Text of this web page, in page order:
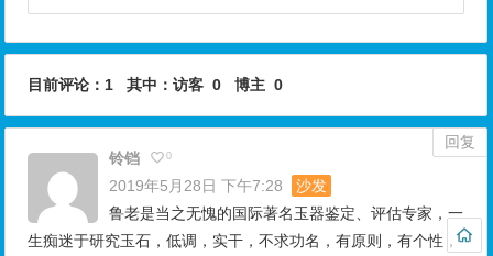
目前评论：1 其中：访客 0 博主 0
铃铛 0
回复
2019年5月28日 下午7:28
沙发
鲁老是当之无愧的国际著名玉器鉴定、评估专家，一
生痴迷于研究玉石，低调，实干，不求功名，有原则，有个性，